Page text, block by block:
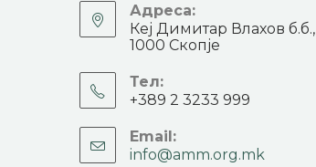
Адреса:
Кеј Димитар Влахов б.б.,
1000 Скопје
Тел:
+389 2 3233 999
Email:
info@amm.org.mk